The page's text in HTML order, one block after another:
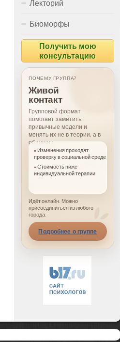
Лекторий
Биоморфы
Получить мою
консультацию
ПОЧЕМУ ГРУППА?
Живой
контакт
Групповой формат
помогает заметить
привычные модели и
менять их не в теории, а в
общении.
Изменения проходят
проверку в социальной среде
Стоимость ниже
индивидуальной терапии
Идёт онлайн. Можно
присоединиться из любого
города.
Подробнее о группе